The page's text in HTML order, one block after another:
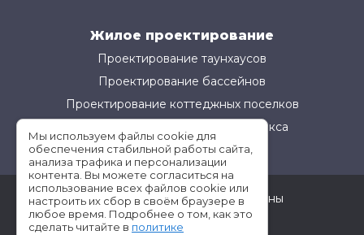
Жилое проектирование
Проектирование таунхаусов
Проектирование бассейнов
Проектирование коттеджных поселков
Проектирование жилого комплекса
©АМ-Проект все права защищены
Условия использования
Мы используем файлы cookie для
обеспечения стабильной работы сайта,
анализа трафика и персонализации
контента. Вы можете согласиться на
использование всех файлов cookie или
настроить их сбор в своём браузере в
любое время. Подробнее о том, как это
сделать читайте в политике